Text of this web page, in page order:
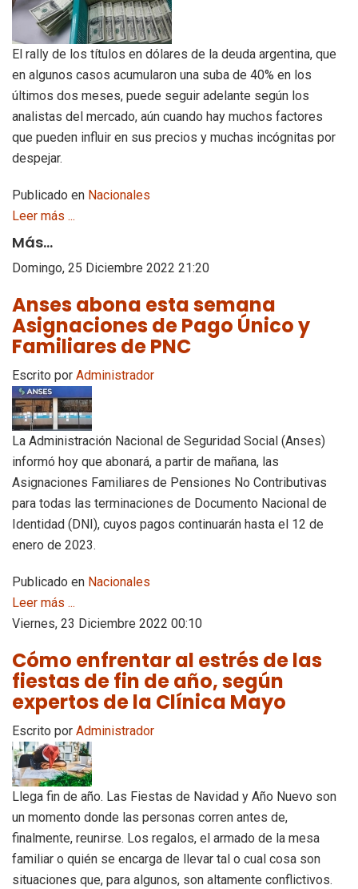
El rally de los títulos en dólares de la deuda argentina, que
en algunos casos acumularon una suba de 40% en los
últimos dos meses, puede seguir adelante según los
analistas del mercado, aún cuando hay muchos factores
que pueden influir en sus precios y muchas incógnitas por
despejar.
Publicado en Nacionales
Leer más ...
Más...
Domingo, 25 Diciembre 2022 21:20
Anses abona esta semana
Asignaciones de Pago Único y
Familiares de PNC
Escrito por Administrador
La Administración Nacional de Seguridad Social (Anses)
informó hoy que abonará, a partir de mañana, las
Asignaciones Familiares de Pensiones No Contributivas
para todas las terminaciones de Documento Nacional de
Identidad (DNI), cuyos pagos continuarán hasta el 12 de
enero de 2023.
Publicado en Nacionales
Leer más ...
Viernes, 23 Diciembre 2022 00:10
Cómo enfrentar al estrés de las
fiestas de fin de año, según
expertos de la Clínica Mayo
Escrito por Administrador
Llega fin de año. Las Fiestas de Navidad y Año Nuevo son
un momento donde las personas corren antes de,
finalmente, reunirse. Los regalos, el armado de la mesa
familiar o quién se encarga de llevar tal o cual cosa son
situaciones que, para algunos, son altamente conflictivos.